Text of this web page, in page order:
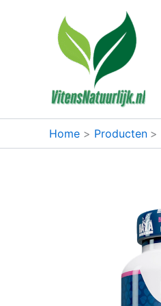
Home Producten